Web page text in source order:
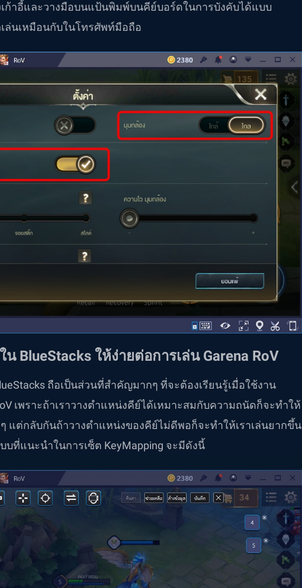
เก้าอี้และวางมือบนแป้นพิมพ์บนคีย์บอร์ดในการบังคับได้แบบ
ล่นเหมือนกับในโทรศัพท์มือถือ
น BlueStacks ให้ง่ายต่อการเล่น Garena RoV
ถือเป็นส่วนที่สำคัญมากๆ ที่จะต้องเรียนรู้เมื่อใช้งาน
เพราะถ้าเราวางตำแหน่งคีย์ได้เหมาะสมกับความถนัดก็จะทำให้
ๆ แต่กลับกันถ้าวางตำแหน่งของคีย์ไม่ดีพอก็จะทำให้เราเล่นยากขึ้น
ที่แนะนำในการเซ็ต KeyMapping จะมีดังนี้